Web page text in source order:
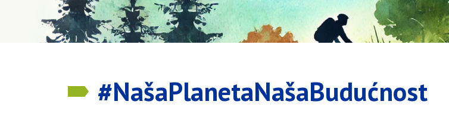
#NašaPlanetaNašaBudućnost